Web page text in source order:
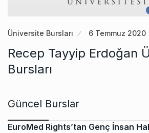
Üniversite Bursları 6 Temmuz 2020
Recep Tayyip Erdoğan
Bursları
Güncel Burslar
EuroMed Rights’tan Genç İnsan